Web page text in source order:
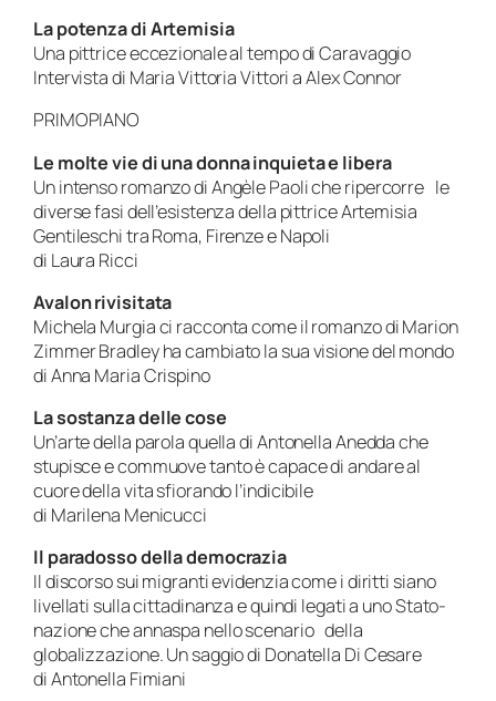
La potenza di Artemisia
Una pittrice eccezionale al tempo di Caravaggio
Intervista di Maria Vittoria Vittori a Alex Connor
PRIMOPIANO
Le molte vie di una donna inquieta e libera
Un intenso romanzo di Angèle Paoli che ripercorre le
diverse fasi dell’esistenza della pittrice Artemisia
Gentileschi tra Roma, Firenze e Napoli
di Laura Ricci
Avalon rivisitata
Michela Murgia ci racconta come il romanzo di Marion
Zimmer Bradley ha cambiato la sua visione del mondo
di Anna Maria Crispino
La sostanza delle cose
Un’arte della parola quella di Antonella Anedda che
stupisce e commuove tanto è capace di andare al
cuore della vita sfiorando l’indicibile
di Marilena Menicucci
Il paradosso della democrazia
Il discorso sui migranti evidenzia come i diritti siano
livellati sulla cittadinanza e quindi legati a uno Stato-
nazione che annaspa nello scenario della
globalizzazione. Un saggio di Donatella Di Cesare
di Antonella Fimiani